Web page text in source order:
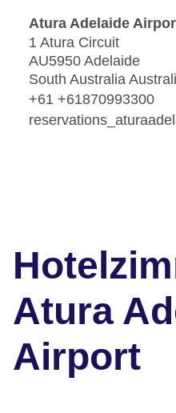
Atura Adelaide
1 Atura Circuit
AU5950 Adelaide
South Australia
+61 +61870993300
Atura
Airport